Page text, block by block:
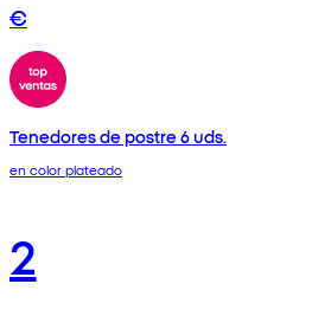
€
Tenedores de postre 6 uds.
en color plateado
2